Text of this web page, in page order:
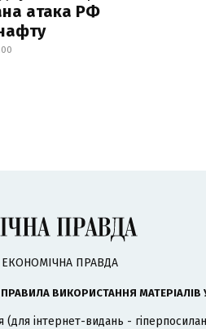
атака РФ
ЕКОНОМІЧНА ПРАВДА
ПРАВИЛА ВИКОРИСТАННЯ МАТЕРІАЛІВ
інтернет-видань -